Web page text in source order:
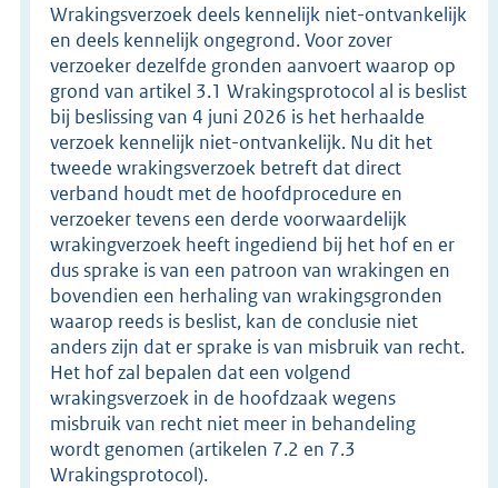
Wrakingsverzoek deels kennelijk niet-ontvankelijk
en deels kennelijk ongegrond. Voor zover
verzoeker dezelfde gronden aanvoert waarop op
grond van artikel 3.1 Wrakingsprotocol al is beslist
bij beslissing van 4 juni 2026 is het herhaalde
verzoek kennelijk niet-ontvankelijk. Nu dit het
tweede wrakingsverzoek betreft dat direct
verband houdt met de hoofdprocedure en
verzoeker tevens een derde voorwaardelijk
wrakingverzoek heeft ingediend bij het hof en er
dus sprake is van een patroon van wrakingen en
bovendien een herhaling van wrakingsgronden
waarop reeds is beslist, kan de conclusie niet
anders zijn dat er sprake is van misbruik van recht.
Het hof zal bepalen dat een volgend
wrakingsverzoek in de hoofdzaak wegens
misbruik van recht niet meer in behandeling
wordt genomen (artikelen 7.2 en 7.3
Wrakingsprotocol).